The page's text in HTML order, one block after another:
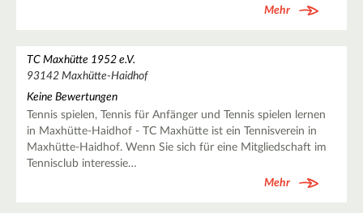
Mehr
TC Maxhütte 1952 e.V.
93142 Maxhütte-Haidhof
Keine Bewertungen
Tennis spielen, Tennis für Anfänger und Tennis spielen lernen
in Maxhütte-Haidhof - TC Maxhütte ist ein Tennisverein in
Maxhütte-Haidhof. Wenn Sie sich für eine Mitgliedschaft im
Tennisclub interessie…
Mehr